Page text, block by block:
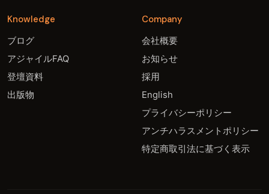
Knowledge
ブログ
アジャイルFAQ
登壇資料
出版物
Company
会社概要
お知らせ
採用
English
プライバシーポリシー
アンチハラスメントポリシー
特定商取引法に基づく表示